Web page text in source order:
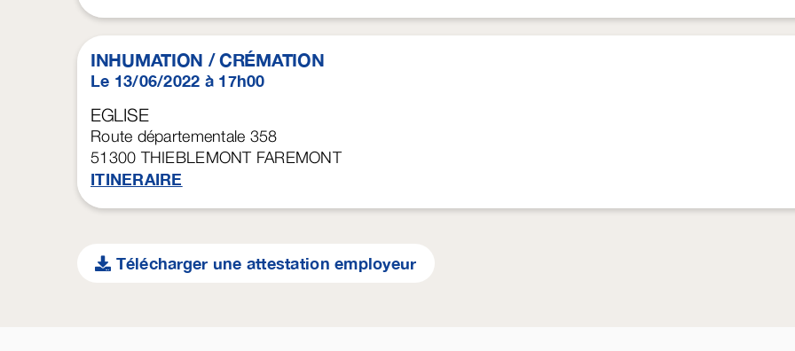
INHUMATION / CRÉMATION
Le 13/06/2022 à 17h00
EGLISE
Route départementale 358
51300 THIEBLEMONT FAREMONT
ITINERAIRE
Télécharger une attestation employeur